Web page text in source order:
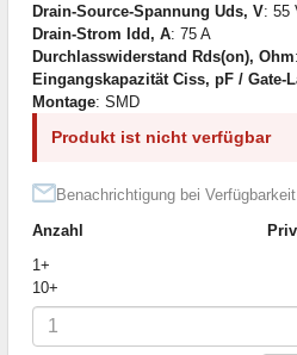
Drain-Source-Spannung Uds, V: 55
Drain-Strom Idd, A: 75 A
Durchlasswiderstand Rds(on), Ohm
Eingangskapazität Ciss, pF / Gate-
Montage: SMD
Produkt ist nicht verfügbar
Benachrichtigung bei Verfügbarkeit
Anzahl
1+
10+